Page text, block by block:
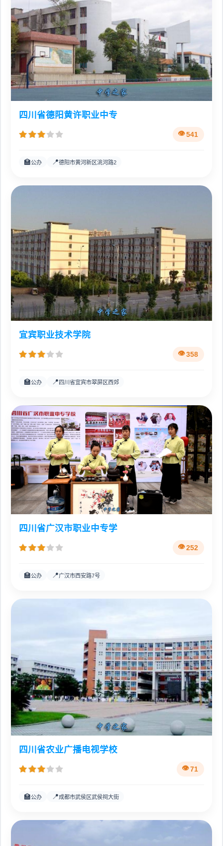
四川省德阳黄许职业中专
541
🏫公办 📍德阳市黄河新区洮河路2
宜宾职业技术学院
358
🏫公办 📍四川省宜宾市翠屏区西郊
四川省广汉市职业中专学
252
🏫公办 📍广汉市西安路7号
四川省农业广播电视学校
71
🏫公办 📍成都市武侯区武侯祠大街